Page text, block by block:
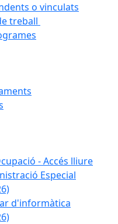
o vinculats
treball
- Accés lliure
Especial
d'informàtica